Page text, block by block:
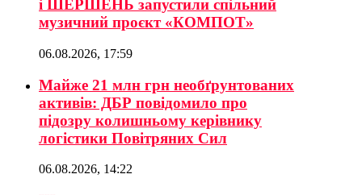
і ШЕРШЕНЬ запустили спільний
музичний проєкт «КОМПОТ»
06.08.2026, 17:59
Майже 21 млн грн необґрунтованих
активів: ДБР повідомило про
підозру колишньому керівнику
логістики Повітряних Сил
06.08.2026, 14:22